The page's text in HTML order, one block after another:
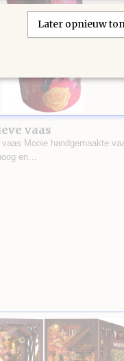
vaas
vaas Mooie handgemaakte
en…
Later opnieuw